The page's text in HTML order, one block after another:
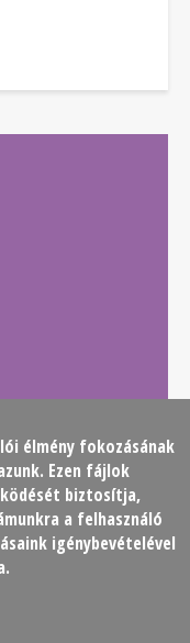
Társaság
Kapcsolat
élmény fokozásának
Ezen fájlok
biztosítja,
a felhasználó
igénybevételével